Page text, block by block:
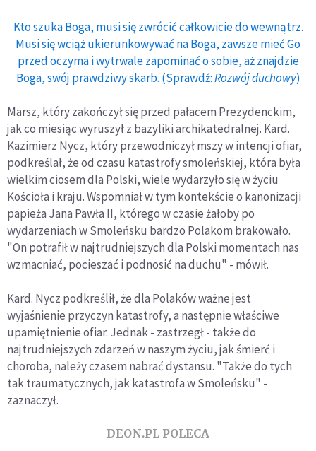
Kto szuka Boga, musi się zwrócić całkowicie do wewnątrz.
Musi się wciąż ukierunkowywać na Boga, zawsze mieć Go
przed oczyma i wytrwale zapominać o sobie, aż znajdzie
Boga, swój prawdziwy skarb. (Sprawdź:Rozwój duchowy)
Marsz, który zakończył się przed pałacem Prezydenckim,
jak co miesiąc wyruszył z bazyliki archikatedralnej. Kard.
Kazimierz Nycz, który przewodniczył mszy w intencji ofiar,
podkreślał, że od czasu katastrofy smoleńskiej, która była
wielkim ciosem dla Polski, wiele wydarzyło się w życiu
Kościoła i kraju. Wspomniał w tym kontekście o kanonizacji
papieża Jana Pawła II, którego w czasie żałoby po
wydarzeniach w Smoleńsku bardzo Polakom brakowało.
"On potrafił w najtrudniejszych dla Polski momentach nas
wzmacniać, pocieszać i podnosić na duchu" - mówił.
Kard. Nycz podkreślił, że dla Polaków ważne jest
wyjaśnienie przyczyn katastrofy, a następnie właściwe
upamiętnienie ofiar. Jednak - zastrzegł - także do
najtrudniejszych zdarzeń w naszym życiu, jak śmierć i
choroba, należy czasem nabrać dystansu. "Także do tych
tak traumatycznych, jak katastrofa w Smoleńsku" -
zaznaczył.
DEON.PL POLECA